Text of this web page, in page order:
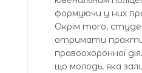
формуючи у них
Окрім того,
отримати
правоохоронної
що молодь, яка